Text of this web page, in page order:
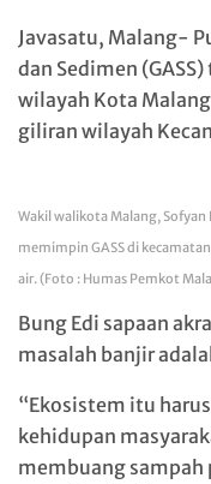
Javasatu, Malang-
dan Sedimen
wilayah Kota
giliran wilayah
Wakil walikota Malang,
memimpin GASS di
air. (Foto : Humas Pemkot
Bung Edi sapaan
masalah banjir
“Ekosistem itu
kehidupan
membuang sampah